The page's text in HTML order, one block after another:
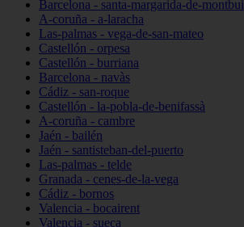
Barcelona - santa-margarida-de-montbui
A-coruña - a-laracha
Las-palmas - vega-de-san-mateo
Castellón - orpesa
Castellón - burriana
Barcelona - navàs
Cádiz - san-roque
Castellón - la-pobla-de-benifassà
A-coruña - cambre
Jaén - bailén
Jaén - santisteban-del-puerto
Las-palmas - telde
Granada - cenes-de-la-vega
Cádiz - bornos
Valencia - bocairent
Valencia - sueca